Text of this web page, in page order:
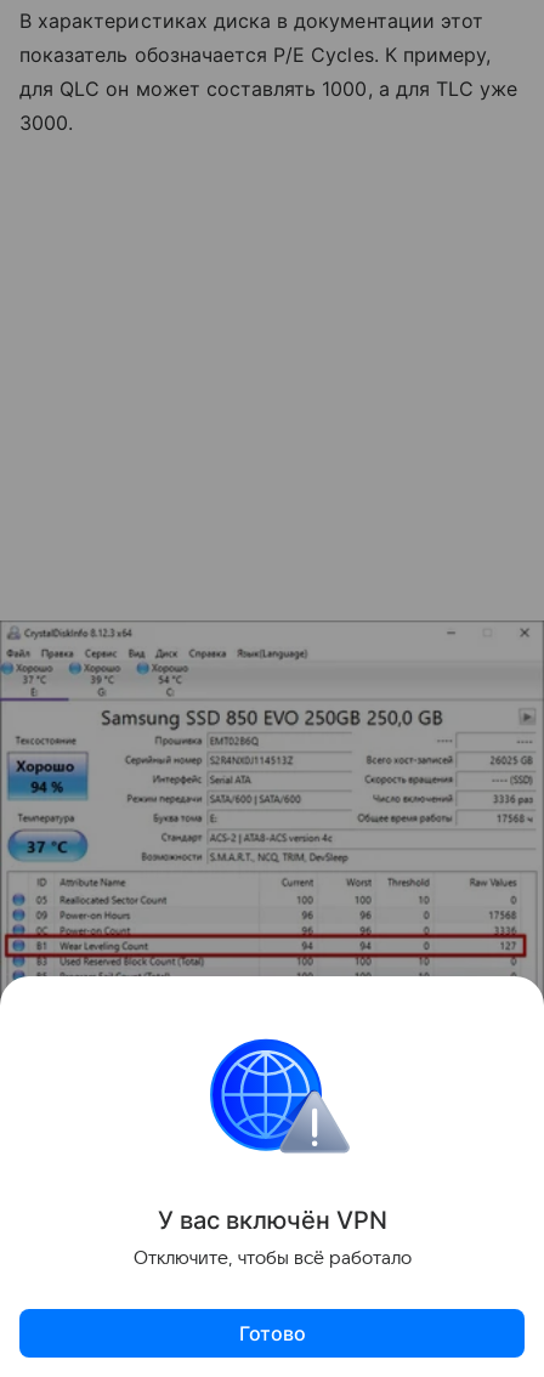
В характеристиках диска в документации этот
показатель обозначается P/E Cycles. К примеру,
для QLC он может составлять 1000, а для TLC уже
3000.
Несложно подсчитать ожидаемый ресурс, зная
процент износа и текущее число циклов
Wear Leveling Count. Делим количество циклов
(127) на процент износа (6) и умножаем на 100.
У вас включён VPN
Отключите, чтобы всё работало
Готово